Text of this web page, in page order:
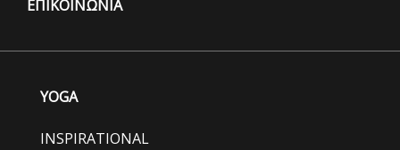
ΕΠΙΚΟΙΝΩΝΙΑ
YOGA
INSPIRATIONAL